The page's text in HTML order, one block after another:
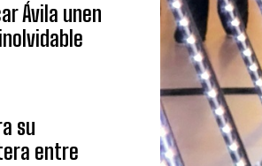
Ávila unen
su
entre